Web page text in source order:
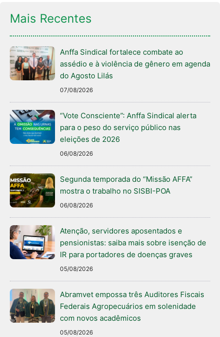
Mais Recentes
Anffa Sindical fortalece combate ao
assédio e à violência de gênero em agenda
do Agosto Lilás
07/08/2026
“Vote Consciente”: Anffa Sindical alerta
para o peso do serviço público nas
eleições de 2026
06/08/2026
Segunda temporada do “Missão AFFA”
mostra o trabalho no SISBI-POA
06/08/2026
Atenção, servidores aposentados e
pensionistas: saiba mais sobre isenção de
IR para portadores de doenças graves
05/08/2026
Abramvet empossa três Auditores Fiscais
Federais Agropecuários em solenidade
com novos acadêmicos
05/08/2026